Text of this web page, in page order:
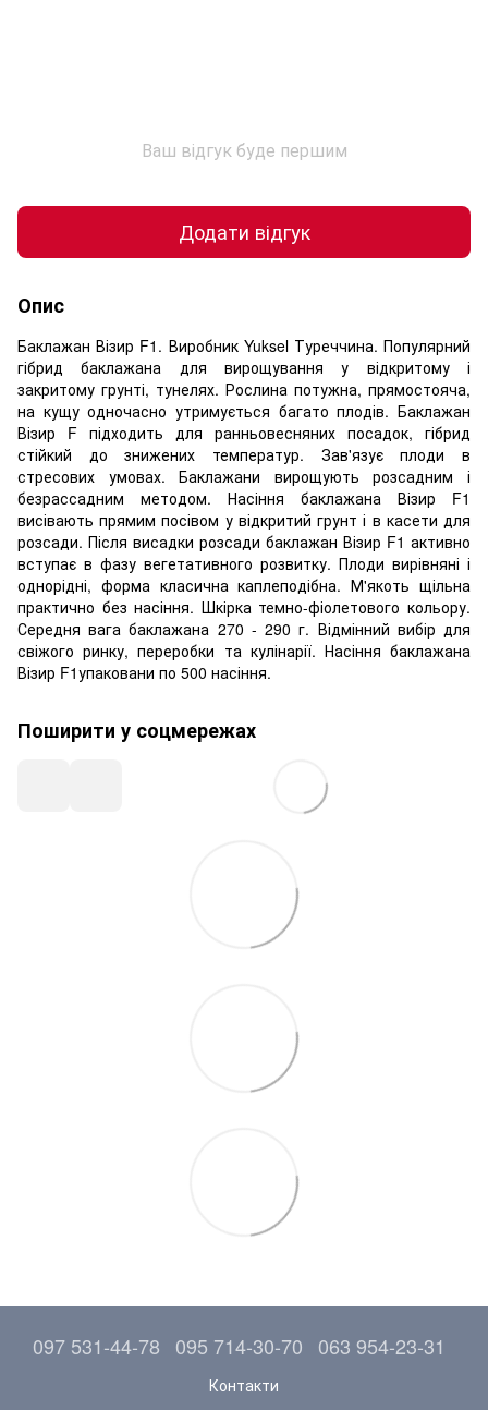
Ваш відгук буде першим
Додати відгук
Опис
Баклажан Візир F1. Виробник Yuksel Туреччина. Популярний
гібрид баклажана для вирощування у відкритому і
закритому грунті, тунелях. Рослина потужна, прямостояча,
на кущу одночасно утримується багато плодів. Баклажан
Візир F підходить для ранньовесняних посадок, гібрид
стійкий до знижених температур. Зав'язує плоди в
стресових умовах. Баклажани вирощують розсадним і
безрассадним методом. Насіння баклажана Візир F1
висівають прямим посівом у відкритий грунт і в касети для
розсади. Після висадки розсади баклажан Візир F1 активно
вступає в фазу вегетативного розвитку. Плоди вирівняні і
однорідні, форма класична каплеподібна. М'якоть щільна
практично без насіння. Шкірка темно-фіолетового кольору.
Середня вага баклажана 270 - 290 г. Відмінний вибір для
свіжого ринку, переробки та кулінарії. Насіння баклажана
Візир F1упаковани по 500 насіння.
Поширити у соцмережах
097 531-44-78 095 714-30-70 063 954-23-31
Контакти